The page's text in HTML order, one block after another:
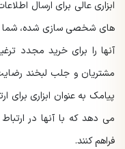
ابزاری عالی برای ارسال
های شخصی سازی شده، شما
آنها را برای خرید مجدد
مشتریان و جلب لبخند
پیامک به عنوان ابزاری برای
می دهد که با آنها در
فراهم کنند.